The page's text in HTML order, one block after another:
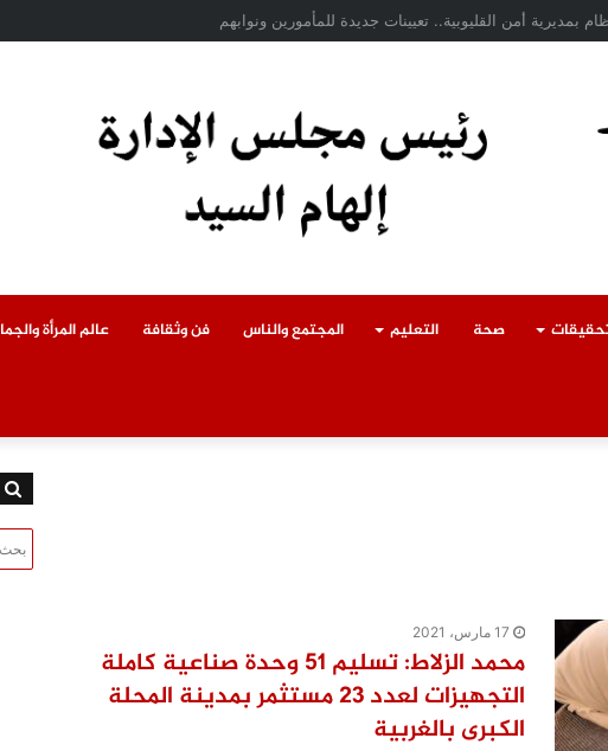
حادث سقوط سقف أثناء إزالة مبنى مخالف بطوخ ويوجه بصرف إعانة عاجلة لأسرة العامل
صحة التعليم المجتمع والناس فن وثقافة عالم المرأة
17 مارس، 2021
محمد الزلاط: تسليم 51 وحدة صناعية كاملة
التجهيزات لعدد 23 مستثمر بمدينة المحلة
الكبرى بالغربية